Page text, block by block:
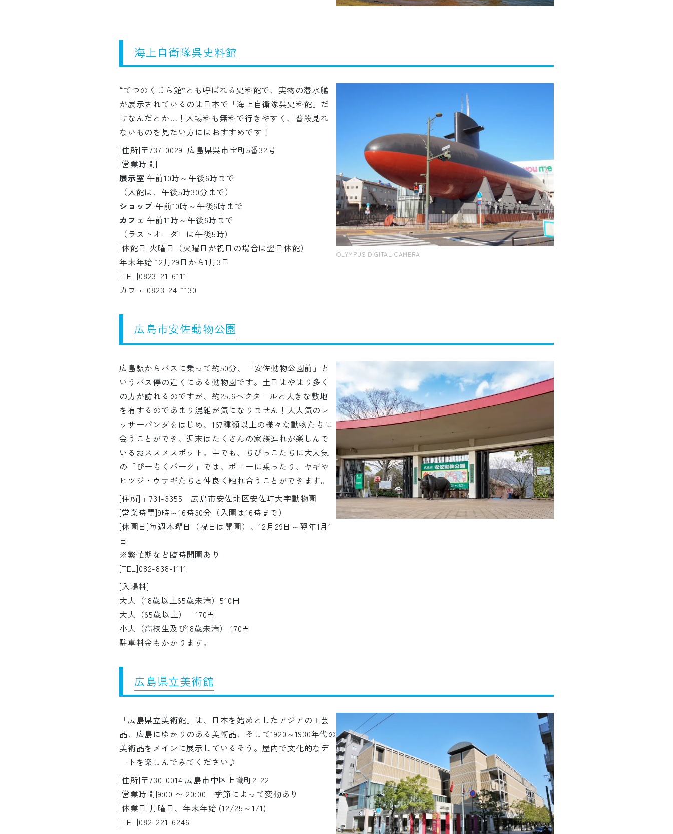
海上自衛隊呉史料館
“てつのくじら館”とも呼ばれる史料館で、実物の潜水艦
が展示されているのは日本で「海上自衛隊呉史料館」だ
けなんだとか…！入場料も無料で行きやすく、普段見れ
ないものを見たい方にはおすすめです！
[住所]〒737-0029 広島県呉市宝町5番32号
[営業時間]
展示室 午前10時～午後6時まで
（入館は、午後5時30分まで）
ショップ 午前10時～午後6時まで
カフェ 午前11時～午後6時まで
（ラストオーダーは午後5時）
[休館日]火曜日（火曜日が祝日の場合は翌日休館）
年末年始 12月29日から1月3日
[TEL]0823-21-6111
カフェ 0823-24-1130
OLYMPUS DIGITAL CAMERA
広島市安佐動物公園
広島駅からバスに乗って約50分、「安佐動物公園前」と
いうバス停の近くにある動物園です。土日はやはり多く
の方が訪れるのですが、約25.6ヘクタールと大きな敷地
を有するのであまり混雑が気になりません！大人気のレ
ッサーパンダをはじめ、167種類以上の様々な動物たちに
会うことができ、週末はたくさんの家族連れが楽しんで
いるおススメスポット。中でも、ちびっこたちに大人気
の「ぴーちくパーク」では、ポニーに乗ったり、ヤギや
ヒツジ・ウサギたちと仲良く触れ合うことができます。
[住所]〒731-3355 広島市安佐北区安佐町大字動物園
[営業時間]9時～16時30分（入園は16時まで）
[休園日]毎週木曜日（祝日は開園）、12月29日～翌年1月1
日
※繁忙期など臨時開園あり
[TEL]082-838-1111
[入場料]
大人（18歳以上65歳未満）510円
大人（65歳以上） 170円
小人（高校生及び18歳未満） 170円
駐車料金もかかります。
広島県立美術館
「広島県立美術館」は、日本を始めとしたアジアの工芸
品、広島にゆかりのある美術品、そして1920～1930年代の
美術品をメインに展示しているそう。屋内で文化的なデ
ートを楽しんでみてください♪
[住所]〒730-0014 広島市中区上幟町2-22
[営業時間]9:00 〜 20:00 季節によって変動あり
[休業日]月曜日、年末年始 (12/25～1/1)
[TEL]082-221-6246